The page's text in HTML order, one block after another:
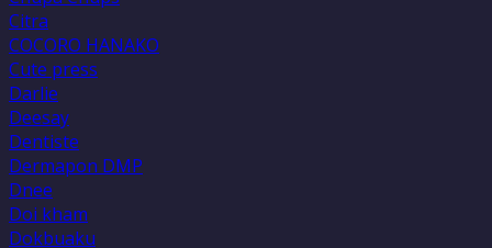
Citra
COCORO HANAKO
Cute press
Darlie
Deesay
Dentiste
Dermapon DMP
Dnee
Doi kham
Dokbuaku